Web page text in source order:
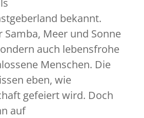
bekannt.
Meer und Sonne
auch lebensfrohe
Menschen. Die
eben, wie
gefeiert wird. Doch
auf